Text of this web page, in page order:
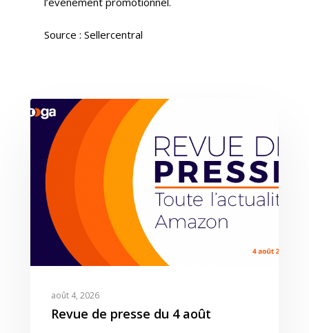
Source : Sellercentral
août 4, 2026
Revue de presse du 4 août